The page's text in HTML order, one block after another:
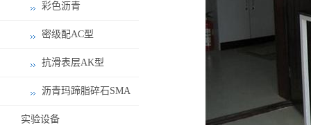
彩色沥青
密级配AC型
抗滑表层AK型
沥青玛蹄脂碎石SMA
实验设备